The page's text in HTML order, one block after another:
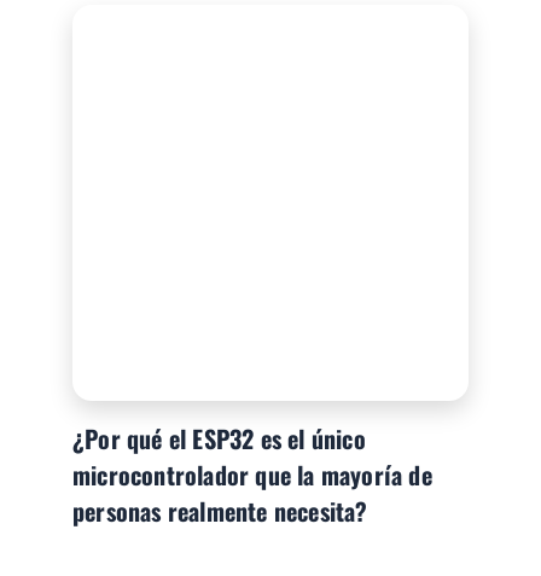
¿Por qué el ESP32 es el único
microcontrolador que la mayoría de
personas realmente necesita?